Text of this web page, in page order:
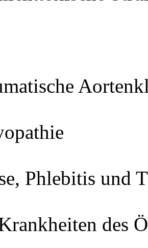
Phlebitis und
des